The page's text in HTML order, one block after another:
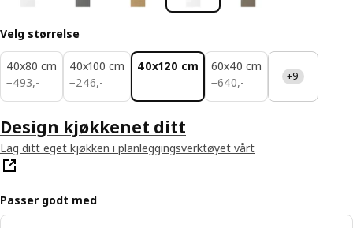
Velg størrelse
40x80 cm
−493,-
493,-
40x100 cm
−246,-
246,-
40x120 cm
60x40 cm
−640,-
640,- +9
Design kjøkkenet ditt
Lag ditt eget kjøkken i planleggingsverktøyet vårt
Passer godt med